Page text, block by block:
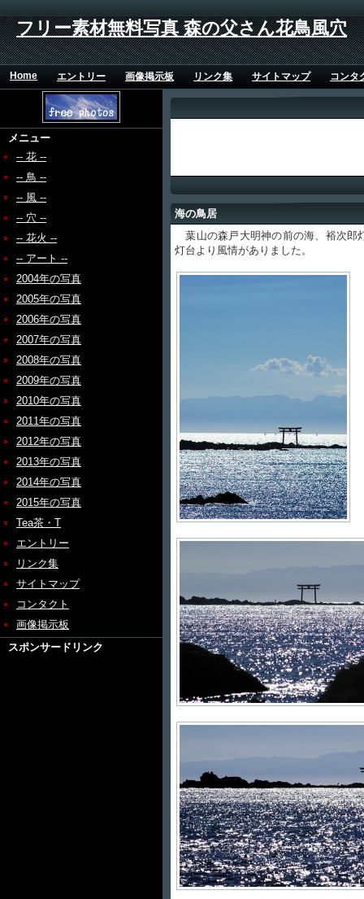
フリー素材無料写真 森の父さん花鳥風穴
Home エントリー 画像掲示板 リンク集 サイトマップ コンタ
メニュー
-- 花 --
-- 鳥 --
-- 風 --
-- 穴 --
-- 花火 --
-- アート --
2004年の写真
2005年の写真
2006年の写真
2007年の写真
2008年の写真
2009年の写真
2010年の写真
2011年の写真
2012年の写真
2013年の写真
2014年の写真
2015年の写真
Tea茶・T
エントリー
リンク集
サイトマップ
コンタクト
画像掲示板
スポンサードリンク
海の鳥居
葉山の森戸大明神の前の海、裕次郎
灯台より風情がありました。